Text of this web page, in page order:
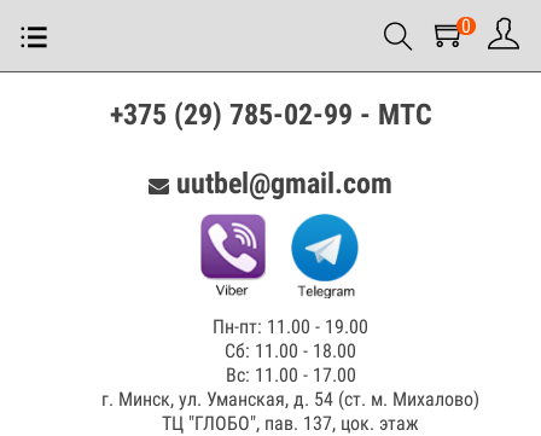
0
+375 (29) 785-02-99 - МТС
uutbel@gmail.com
Пн-пт: 11.00 - 19.00
Сб: 11.00 - 18.00
Вс: 11.00 - 17.00
г. Минск, ул. Уманская, д. 54 (ст. м. Михалово)
ТЦ "ГЛОБО", пав. 137, цок. этаж